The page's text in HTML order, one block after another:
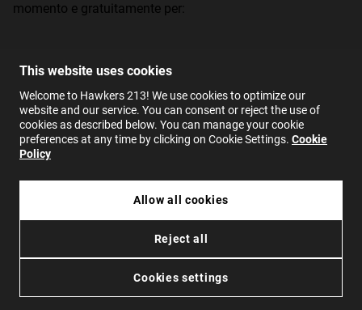
This website uses cookies
Welcome to Hawkers 213! We use cookies to optimize our
website and our service. You can consent or reject the use of
cookies as described below. You can manage your cookie
preferences at any time by clicking on Cookie Settings. Cookie
Policy
Allow all cookies
Reject all
Cookies settings
momento e gratuitamente per:
Revocare i consensi forniti.
Ottenere la conferma del trattamento dei propri dati
personali da parte di HAWKERS.
Accedere ai propri dati personali.
Rettificare i dati inesatti o incompleti.
Richiedere la cancellazione dei propri dati quando, ad
esempio, i dati non sono più necessari per le finalità